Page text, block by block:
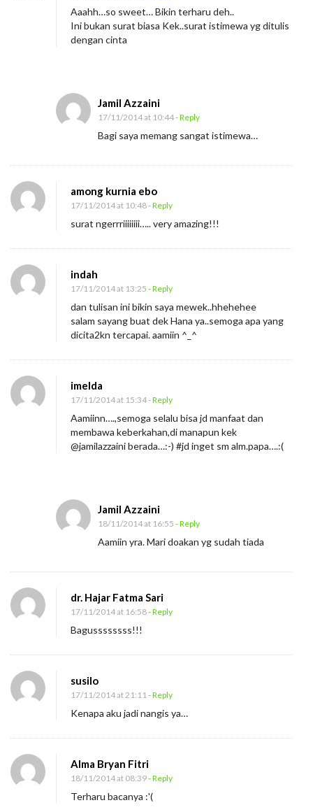
Aaahh…so sweet… Bikin terharu deh..
Ini bukan surat biasa Kek..surat istimewa yg ditulis
dengan cinta
Jamil Azzaini
17/11/2014 at 10:44- Reply
Bagi saya memang sangat istimewa…
among kurnia ebo
17/11/2014 at 10:48- Reply
surat ngerrriiiiiiii….. very amazing!!!
indah
17/11/2014 at 13:25 - Reply
dan tulisan ini bikin saya mewek..hhehehee
salam sayang buat dek Hana ya..semoga apa yang
dicita2kn tercapai. aamiin ^_^
imelda
17/11/2014 at 15:34- Reply
Aamiinn….,semoga selalu bisa jd manfaat dan
membawa keberkahan,di manapun kek
@jamilazzaini berada…:-) #jd inget sm alm.papa….:(
Jamil Azzaini
18/11/2014 at 16:55 - Reply
Aamiin yra. Mari doakan yg sudah tiada
dr. Hajar Fatma Sari
17/11/2014 at 16:58- Reply
Bagussssssss!!!
susilo
17/11/2014 at 21:11- Reply
Kenapa aku jadi nangis ya…
Alma Bryan Fitri
18/11/2014 at 08:39- Reply
Terharu bacanya :'(